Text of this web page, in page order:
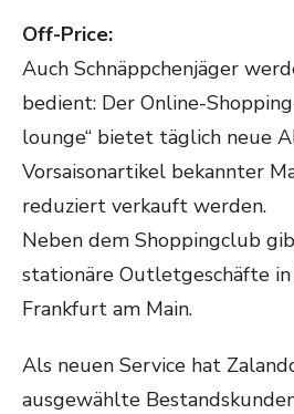
Off-Price:
Auch Schnäppchenjäger
bedient: Der Online-
lounge“ bietet täglich neue
Vorsaisonartikel bekannter
reduziert verkauft werden.
Neben dem Shoppingclub
stationäre Outletgeschäfte
Frankfurt am Main.
Als neuen Service hat
ausgewählte